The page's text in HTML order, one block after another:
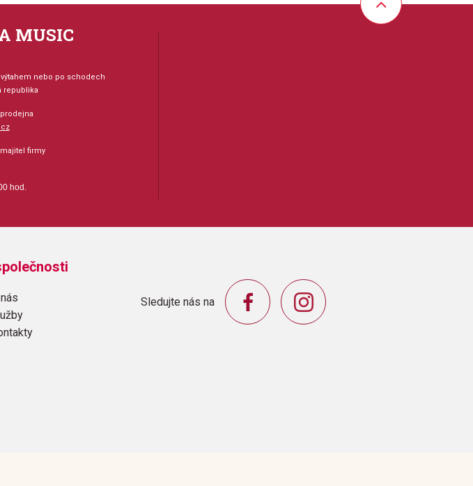
Počet skladeb: 11
Počet stran: 72
hudební úprava: klavír / zpěv / akordy
Odběr minimálně 1 kus
BornDeliver UsFollowing TzipporahI Will Get ThereThe PlaguesPlaying With
The Big BoysThe ReprimandThrough Heaven's EyesWhen You Believe
MUSIC
výtahem nebo po schodech
republika
firmy
hod.
Sledujte nás na